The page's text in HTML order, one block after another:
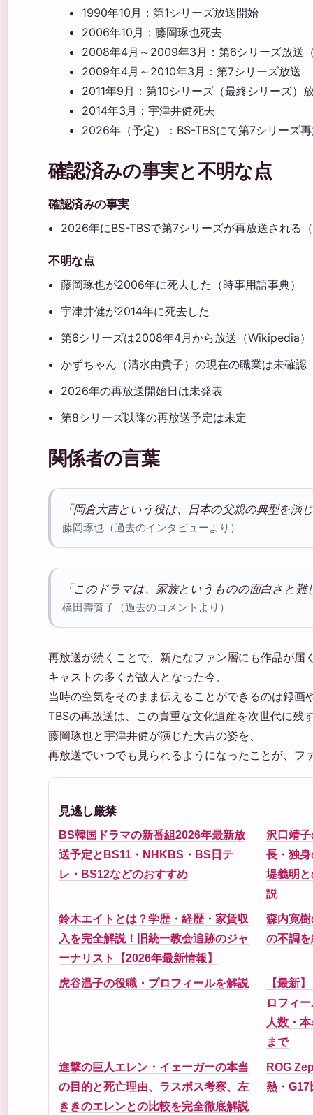
1990年10月 ：第1シリーズ放送開始
2006年10月 ：藤岡琢也死去
2008年4月～2009年3月 ：第6シリーズ放送
2009年4月～2010年3月 ：第7シリーズ放送
2011年9月 ：第10シリーズ（最終シリーズ）
2014年3月 ：宇津井健死去
2026年（予定）
：BS-TBSにて第7シリーズ
確認済みの事実と不明な点
確認済みの事実
2026年にBS-TBSで第7シリーズが再放送される
不明な点
藤岡琢也が2006年に死去した（時事用語事典）
宇津井健が2014年に死去した
第6シリーズは2008年4月から放送（Wikipedia）
かずちゃん（清水由貴子）の現在の職業は未確認
2026年の再放送開始日は未発表
第8シリーズ以降の再放送予定は未定
関係者の言葉
「岡倉大吉という役は、日本の父親の典型を演
藤岡琢也（過去のインタビューより）
「このドラマは、家族というものの面白さと
橋田壽賀子（過去のコメントより）
再放送が続くことで、新たなファン層にも作品が届
キャストの多くが故人となった今、
当時の空気をそのまま伝えることができるのは録画
TBSの再放送は、この貴重な文化遺産を次世代に残
藤岡琢也と宇津井健が演じた大吉の姿を、
再放送でいつでも見られるようになったことが、フ
見逃し厳禁
BS韓国ドラマの新番組2026年最新放
送予定とBS11・NHKBS・BS日テ
レ・BS12などのおすすめ
沢口靖
長・独
堤義明
説
鈴木エイトとは？学歴・経歴・家賃収
入を完全解説！旧統一教会追跡のジャ
ーナリスト【2026年最新情報】
森内寛
の不調
虎谷温子の役職・プロフィールを解説
【最新
ロフィ
人数・
まで
進撃の巨人エレン・イェーガーの本当
の目的と死亡理由、ラスボス考察、左
ききのエレンとの比較を完全徹底解説
ROG
熱・G17